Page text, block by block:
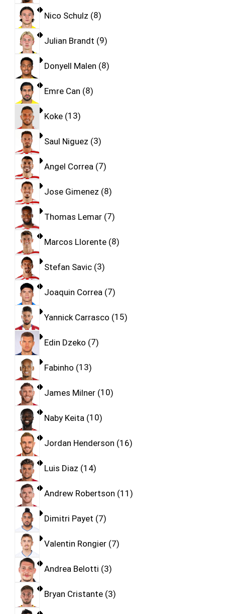
Nico Schulz 8
Julian Brandt 9
Donyell Malen 8
Emre Can 8
Koke 13
Saul Niguez 3
Angel Correa 7
Jose Gimenez 8
Thomas Lemar 7
Marcos Llorente 8
Stefan Savic 3
Joaquin Correa 7
Yannick Carrasco 15
Edin Dzeko 7
Fabinho 13
James Milner 10
Naby Keita 10
Jordan Henderson 16
Luis Diaz 14
Andrew Robertson 11
Dimitri Payet 7
Valentin Rongier 7
Andrea Belotti 3
Bryan Cristante 3